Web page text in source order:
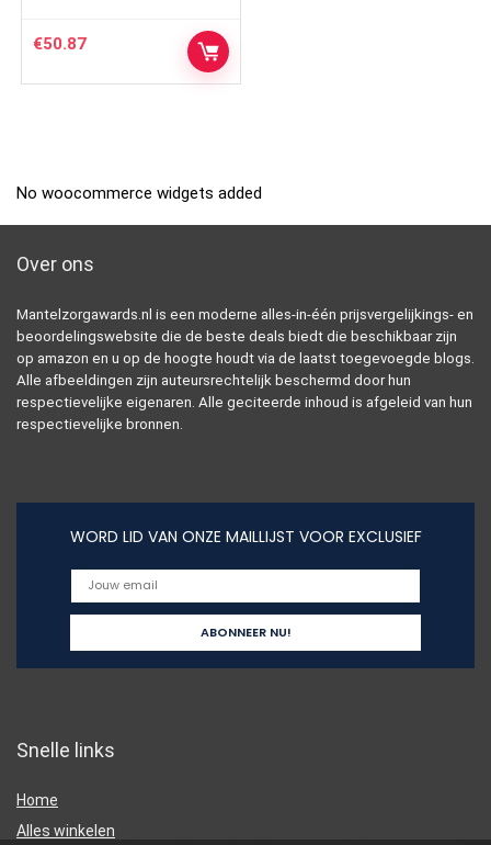
€50.87
No woocommerce widgets added
Over ons
Mantelzorgawards.nl is een moderne alles-in-één prijsvergelijkings- en
beoordelingswebsite die de beste deals biedt die beschikbaar zijn
op amazon en u op de hoogte houdt via de laatst toegevoegde blogs.
Alle afbeeldingen zijn auteursrechtelijk beschermd door hun
respectievelijke eigenaren. Alle geciteerde inhoud is afgeleid van hun
respectievelijke bronnen.
WORD LID VAN ONZE MAILLIJST VOOR EXCLUSIEF
Snelle links
Home
Alles winkelen